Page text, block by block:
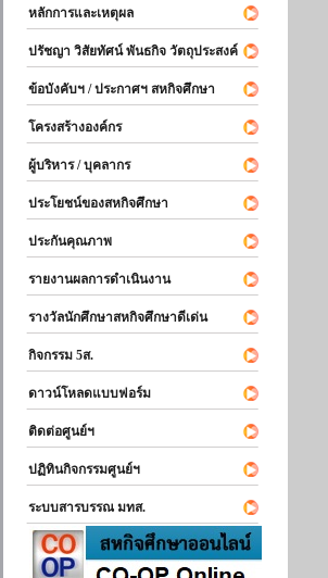
หลักการและเหตุผล
ปรัชญา วิสัยทัศน์ พันธกิจ วัตถุประสงค์
ข้อบังคับฯ / ประกาศฯ สหกิจศึกษา
โครงสร้างองค์กร
ผู้บริหาร / บุคลากร
ประโยชน์ของสหกิจศึกษา
ประกันคุณภาพ
รายงานผลการดำเนินงาน
รางวัลนักศึกษาสหกิจศึกษาดีเด่น
กิจกรรม 5ส.
ดาวน์โหลดแบบฟอร์ม
ติดต่อศูนย์ฯ
ปฏิทินกิจกรรมศูนย์ฯ
ระบบสารบรรณ มทส.